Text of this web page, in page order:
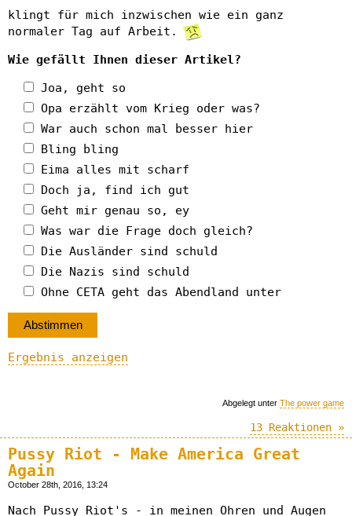
klingt für mich inzwischen wie ein ganz
normaler Tag auf Arbeit.
Wie gefällt Ihnen dieser Artikel?
Joa, geht so
Opa erzählt vom Krieg oder was?
War auch schon mal besser hier
Bling bling
Eima alles mit scharf
Doch ja, find ich gut
Geht mir genau so, ey
Was war die Frage doch gleich?
Die Ausländer sind schuld
Die Nazis sind schuld
Ohne CETA geht das Abendland unter
Ergebnis anzeigen
Abgelegt unter The power game
13 Reaktionen »
Pussy Riot - Make America Great
Again
October 28th, 2016, 13:24
Nach Pussy Riot's - in meinen Ohren und Augen